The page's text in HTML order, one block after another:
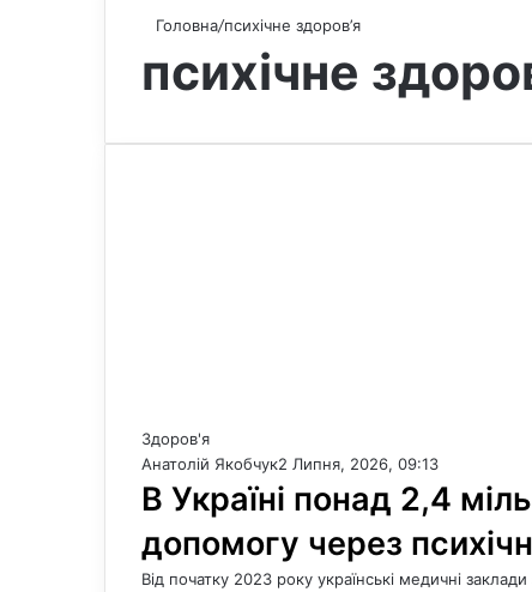
Головна/психічне здоров’я
психічне
Здоров'я
Анатолій Якобчук2 Липня, 2026, 09:13
В Україні понад 2,4
допомогу через
Від початку 2023 року українські медичні